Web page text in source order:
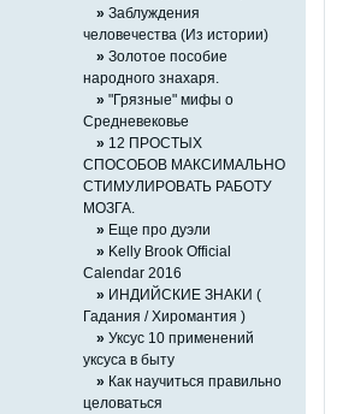
» Заблуждения
человечества (Из истории)
» Золотое пособие
народного знахаря.
» "Грязные" мифы о
Средневековье
» 12 ПРОСТЫХ
СПОСОБОВ МАКСИМАЛЬНО
СТИМУЛИРОВАТЬ РАБОТУ
МОЗГА.
» Eще про дуэли
» Kelly Brook Official
Calendar 2016
» ИНДИЙСКИЕ ЗНАКИ (
Гадания / Хиромантия )
» Уксус 10 применений
уксуса в быту
» Как научиться правильно
целоваться